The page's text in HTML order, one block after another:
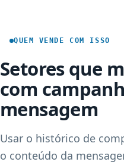
QUEM VENDE COM ISSO
Setores que
com
mensagem
Usar o histórico de
o conteúdo da